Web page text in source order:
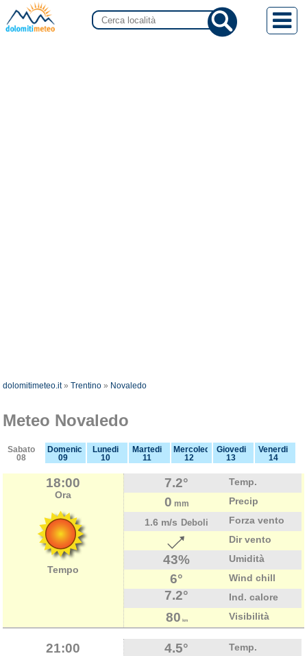
dolomitimeteo.it»Trentino » Novaledo
Meteo Novaledo
Sabato
08
Domenica
09
Lunedi
10
Martedi
11
Mercoledi
12
Giovedi
13
Venerdi
14
18:00
Ora
Tempo
7.2° Temp.
0 mm
Precip
1.6 m/s Deboli
Forza vento
Dir vento
43% Umidità
6° Wind chill
7.2° Ind. calore
80 km Visibilità
21:00 4.5° Temp.